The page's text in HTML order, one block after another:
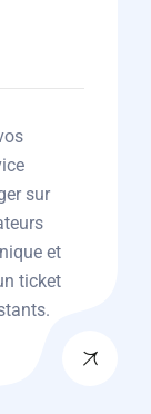
sur
et
ticket